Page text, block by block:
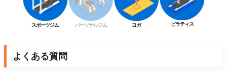
スポーツジム パーソナルジム ヨガ ピラティス
よくある質問